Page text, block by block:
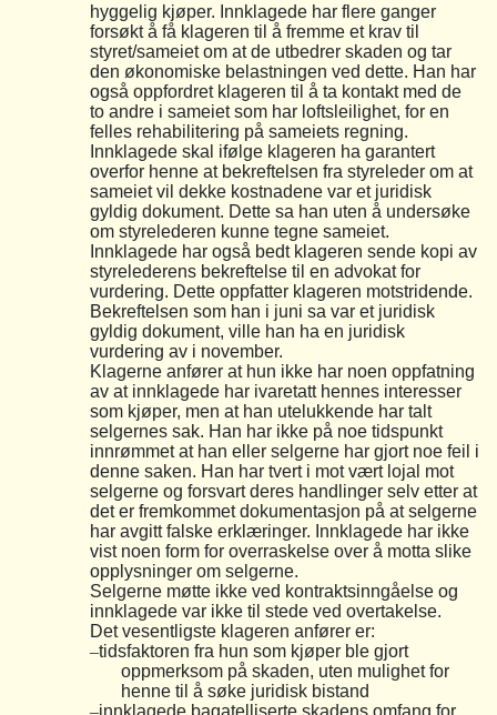
hyggelig kjøper. Innklagede har flere ganger
forsøkt å få klageren til å fremme et krav til
styret/sameiet om at de utbedrer skaden og tar
den økonomiske belastningen ved dette. Han har
også oppfordret klageren til å ta kontakt med de
to andre i sameiet som har loftsleilighet, for en
felles rehabilitering på sameiets regning.
Innklagede skal ifølge klageren ha garantert
overfor henne at bekreftelsen fra styreleder om at
sameiet vil dekke kostnadene var et juridisk
gyldig dokument. Dette sa han uten å undersøke
om styrelederen kunne tegne sameiet.
Innklagede har også bedt klageren sende kopi av
styrelederens bekreftelse til en advokat for
vurdering. Dette oppfatter klageren motstridende.
Bekreftelsen som han i juni sa var et juridisk
gyldig dokument, ville han ha en juridisk
vurdering av i november.
Klagerne anfører at hun ikke har noen oppfatning
av at innklagede har ivaretatt hennes interesser
som kjøper, men at han utelukkende har talt
selgernes sak. Han har ikke på noe tidspunkt
innrømmet at han eller selgerne har gjort noe feil i
denne saken. Han har tvert i mot vært lojal mot
selgerne og forsvart deres handlinger selv etter at
det er fremkommet dokumentasjon på at selgerne
har avgitt falske erklæringer. Innklagede har ikke
vist noen form for overraskelse over å motta slike
opplysninger om selgerne.
Selgerne møtte ikke ved kontraktsinngåelse og
innklagede var ikke til stede ved overtakelse.
Det vesentligste klageren anfører er:
–tidsfaktoren fra hun som kjøper ble gjort
oppmerksom på skaden, uten mulighet for
henne til å søke juridisk bistand
–innklagede bagatelliserte skadens omfang for